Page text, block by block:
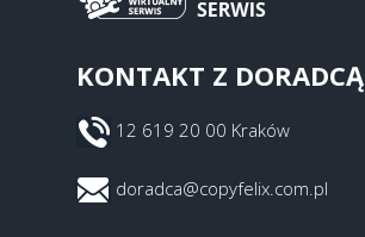
KONTAKT Z DORADCĄ
12 619 20 00 Kraków
doradca@copyfelix.com.pl